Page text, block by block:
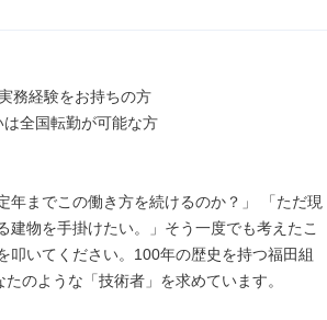
務経験をお持ちの方
全国転勤が可能な方
年までこの働き方を続けるのか？」 「ただ現
建物を手掛けたい。」そう一度でも考えたこ
叩いてください。100年の歴史を持つ福田組
のような「技術者」を求めています。